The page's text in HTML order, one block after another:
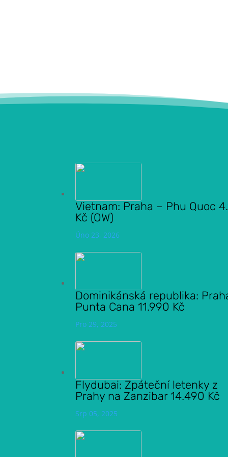
Vietnam: Praha – Phu Quoc
Kč (OW)
Úno 23, 2026
Dominikánská republika:
Punta Cana 11.990 Kč
Pro 29, 2025
Flydubai: Zpáteční letenky z
Prahy na Zanzibar 14.490 Kč
Srp 05, 2025